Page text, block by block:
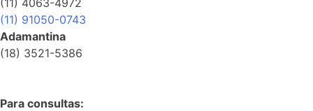
(11) 4063-4972
(11) 91050-0743
Adamantina
(18) 3521-5386
Para consultas: